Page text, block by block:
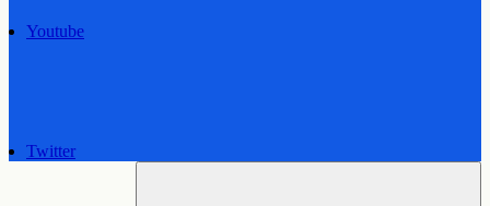
Youtube
Twitter